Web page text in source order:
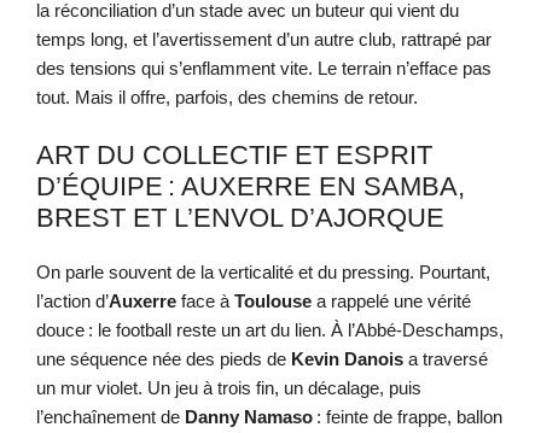
la réconciliation d’un stade avec un buteur qui vient du
temps long, et l’avertissement d’un autre club, rattrapé par
des tensions qui s’enflamment vite. Le terrain n’efface pas
tout. Mais il offre, parfois, des chemins de retour.
ART DU COLLECTIF ET ESPRIT
D’ÉQUIPE : AUXERRE EN SAMBA,
BREST ET L’ENVOL D’AJORQUE
On parle souvent de la verticalité et du pressing. Pourtant,
l’action d’Auxerre face à Toulouse a rappelé une vérité
douce : le football reste un art du lien. À l’Abbé-Deschamps,
une séquence née des pieds de Kevin Danois a traversé
un mur violet. Un jeu à trois fin, un décalage, puis
l’enchaînement de Danny Namaso : feinte de frappe, ballon